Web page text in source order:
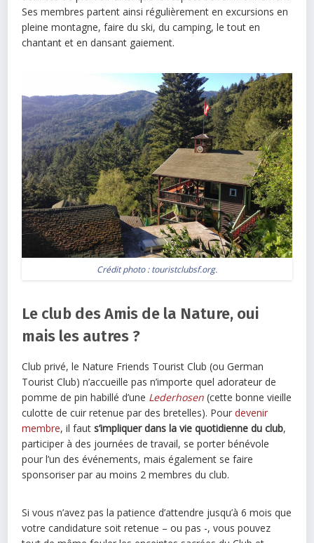
Ses membres partent ainsi régulièrement en excursions en
pleine montagne, faire du ski, du camping, le tout en
chantant et en dansant gaiement.
Crédit photo : touristclubsf.org.
Le club des Amis de la Nature, oui
mais les autres ?
Club privé, le Nature Friends Tourist Club (ou German
Tourist Club) n’accueille pas n’importe quel adorateur de
pomme de pin habillé d’une Lederhosen (cette bonne vieille
culotte de cuir retenue par des bretelles). Pourdevenir
membre, il fauts’impliquer dans la vie quotidienne du club,
participer à des journées de travail, se porter bénévole
pour l’un des événements, mais également se faire
sponsoriser par au moins 2 membres du club.
Si vous n’avez pas la patience d’attendre jusqu’à 6 mois que
votre candidature soit retenue – ou pas -, vous pouvez